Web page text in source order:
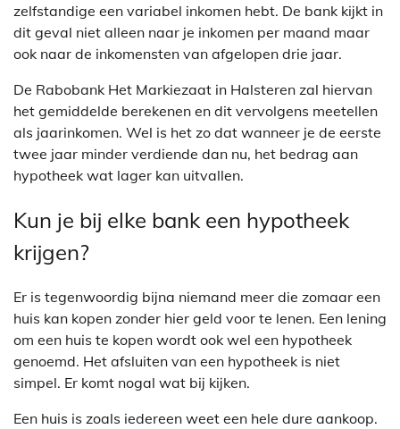
zelfstandige een variabel inkomen hebt. De bank kijkt in
dit geval niet alleen naar je inkomen per maand maar
ook naar de inkomensten van afgelopen drie jaar.
De Rabobank Het Markiezaat in Halsteren zal hiervan
het gemiddelde berekenen en dit vervolgens meetellen
als jaarinkomen. Wel is het zo dat wanneer je de eerste
twee jaar minder verdiende dan nu, het bedrag aan
hypotheek wat lager kan uitvallen.
Kun je bij elke bank een hypotheek
krijgen?
Er is tegenwoordig bijna niemand meer die zomaar een
huis kan kopen zonder hier geld voor te lenen. Een lening
om een huis te kopen wordt ook wel een hypotheek
genoemd. Het afsluiten van een hypotheek is niet
simpel. Er komt nogal wat bij kijken.
Een huis is zoals iedereen weet een hele dure aankoop.